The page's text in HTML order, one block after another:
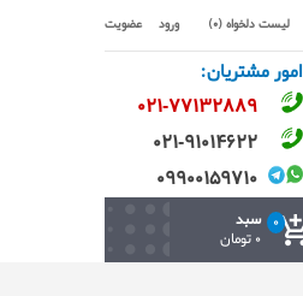
لیست دلخواه (0) ورود عضویت
امور مشتریان:
۰۲۱-۷۷۱٣۲۸۸۹
۰۲۱-۹۱۰۱۴۶۲۲
۰۹۹۰۰۱۵۹۷۱۰
سبد 0
0 تومان